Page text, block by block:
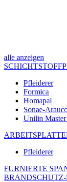
alle anzeigen
Pfleiderer
Formica
Homapal
Sonae-
Unilin
Pfleiderer
FURNIERTE